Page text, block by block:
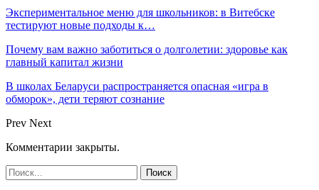
Экспериментальное меню для школьников: в Витебске
тестируют новые подходы к…
Почему вам важно заботиться о долголетии: здоровье как
главный капитал жизни
В школах Беларуси распространяется опасная «игра в
обморок», дети теряют сознание
Prev Next
Комментарии закрыты.